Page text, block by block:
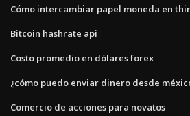
Cómo intercambiar papel moneda en
Bitcoin hashrate api
Costo promedio en dólares forex
¿cómo puedo enviar dinero desde
Comercio de acciones para novatos